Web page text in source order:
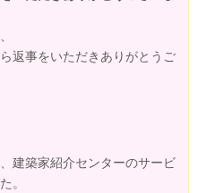
返事をいただきありがとうご
建築家紹介センターのサービ
。